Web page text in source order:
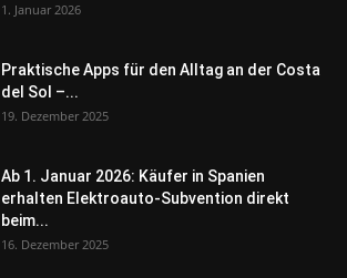
1. Januar 2026
Praktische Apps für den Alltag an der Costa
del Sol –...
19. Dezember 2025
Ab 1. Januar 2026: Käufer in Spanien
erhalten Elektroauto-Subvention direkt
beim...
16. Dezember 2025